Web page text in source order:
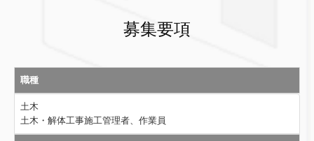
募集要項
お問合せ
募集要項
職種
土木
土木・解体工事施工管理者、作業員